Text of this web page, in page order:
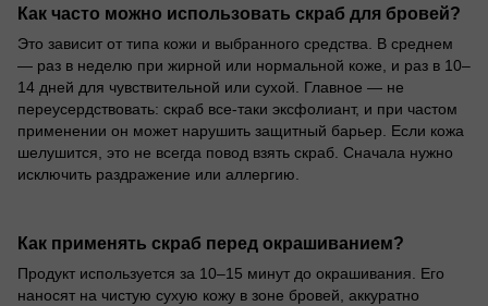
Как часто можно использовать скраб для бровей?
Это зависит от типа кожи и выбранного средства. В среднем
— раз в неделю при жирной или нормальной коже, и раз в 10–
14 дней для чувствительной или сухой. Главное — не
переусердствовать: скраб все-таки эксфолиант, и при частом
применении он может нарушить защитный барьер. Если кожа
шелушится, это не всегда повод взять скраб. Сначала нужно
исключить раздражение или аллергию.
Как применять скраб перед окрашиванием?
Продукт используется за 10–15 минут до окрашивания. Его
наносят на чистую сухую кожу в зоне бровей, аккуратно